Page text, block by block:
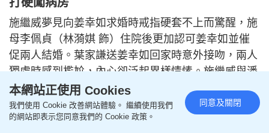
施繼威夢見向姜幸如求婚時戒指硬套不上而驚醒，施
母李佩貞（林漪娸 飾）住院後更加認可姜幸如並催
促兩人結婚。葉家謙送姜幸如回家時意外接吻，兩人
獨處時感到尷尬，內心卻泛起異樣情愫。施繼威與潘
雪文去傢俬店尋找設計靈感，潘雪文趁機拉施繼威合
照並上載至朋友圈。Maggie林美淇（何沛珈 飾）工
作超預算，被師傅守業和負責人伍其昌推卸責任，姜
本網站正使用 Cookies
我們使用 Cookie 改善網站體驗。 繼續使用我們
的網站即表示您同意我們的 Cookie 政策。
同意及關閉